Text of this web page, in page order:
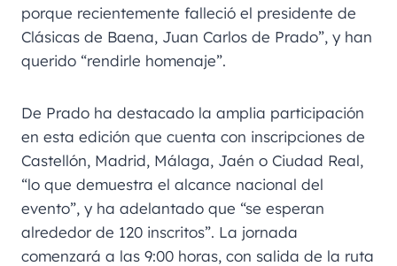
porque recientemente falleció el presidente de
Clásicas de Baena, Juan Carlos de Prado”, y han
querido “rendirle homenaje”.
De Prado ha destacado la amplia participación
en esta edición que cuenta con inscripciones de
Castellón, Madrid, Málaga, Jaén o Ciudad Real,
“lo que demuestra el alcance nacional del
evento”, y ha adelantado que “se esperan
alrededor de 120 inscritos”. La jornada
comenzará a las 9:00 horas, con salida de la ruta